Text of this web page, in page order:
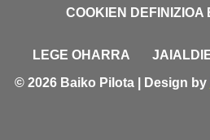
COOKIEN DEFINIZIOA
LEGE OHARRA
© 2026 Baiko Pilota | Design by